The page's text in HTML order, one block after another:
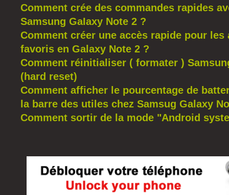
Comment crée des commandes rapides
Samsung GaIaxy Note 2 ?
Comment créer une accès rapide pour
favoris en Galaxy Note 2 ?
Comment réinitialiser ( formater )
(hard reset)
Comment afficher le pourcentage de
la barre des utiles chez Samsug Galaxy
Comment sortir de la mode "Android